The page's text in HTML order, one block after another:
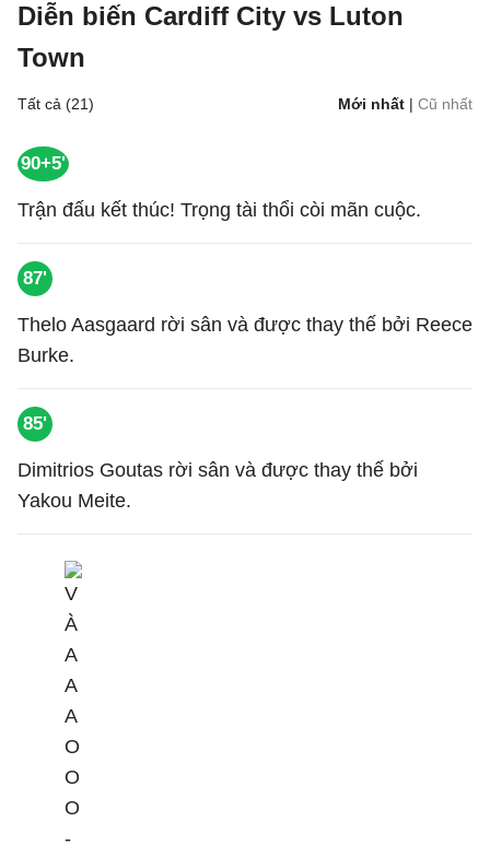
Diễn biến Cardiff City vs Luton
Town
Tất cả (21) Mới nhất | Cũ nhất
90+5'
Trận đấu kết thúc! Trọng tài thổi còi mãn cuộc.
87'
Thelo Aasgaard rời sân và được thay thế bởi Reece
Burke.
85'
Dimitrios Goutas rời sân và được thay thế bởi
Yakou Meite.